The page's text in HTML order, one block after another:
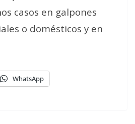
casos en galpones
o domésticos y en
WhatsApp